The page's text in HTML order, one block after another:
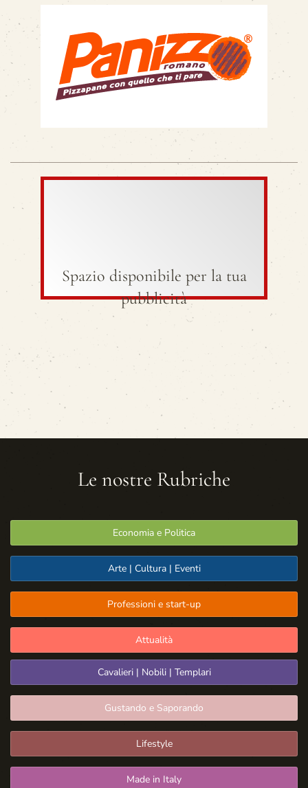
Spazio disponibile per la tua
pubblicità
Le nostre Rubriche
Economia e Politica
Arte | Cultura | Eventi
Professioni e start-up
Attualità
Cavalieri | Nobili | Templari
Gustando e Saporando
Lifestyle
Made in Italy